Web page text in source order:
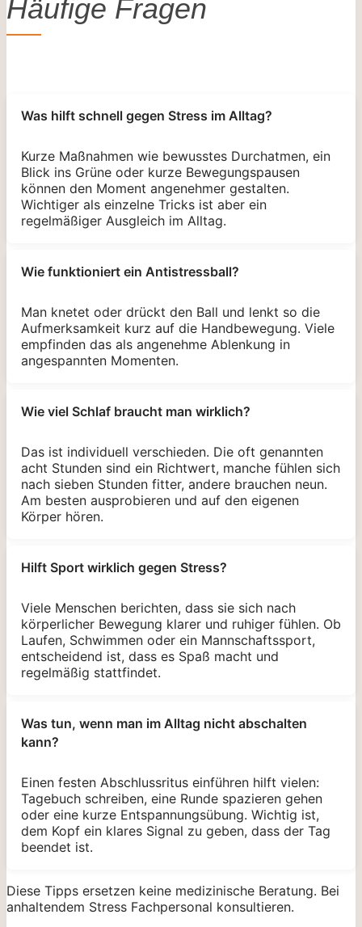
Häufige Fragen
Was hilft schnell gegen Stress im Alltag?
Kurze Maßnahmen wie bewusstes Durchatmen, ein
Blick ins Grüne oder kurze Bewegungspausen
können den Moment angenehmer gestalten.
Wichtiger als einzelne Tricks ist aber ein
regelmäßiger Ausgleich im Alltag.
Wie funktioniert ein Antistressball?
Man knetet oder drückt den Ball und lenkt so die
Aufmerksamkeit kurz auf die Handbewegung. Viele
empfinden das als angenehme Ablenkung in
angespannten Momenten.
Wie viel Schlaf braucht man wirklich?
Das ist individuell verschieden. Die oft genannten
acht Stunden sind ein Richtwert, manche fühlen sich
nach sieben Stunden fitter, andere brauchen neun.
Am besten ausprobieren und auf den eigenen
Körper hören.
Hilft Sport wirklich gegen Stress?
Viele Menschen berichten, dass sie sich nach
körperlicher Bewegung klarer und ruhiger fühlen. Ob
Laufen, Schwimmen oder ein Mannschaftssport,
entscheidend ist, dass es Spaß macht und
regelmäßig stattfindet.
Was tun, wenn man im Alltag nicht abschalten
kann?
Einen festen Abschlussritus einführen hilft vielen:
Tagebuch schreiben, eine Runde spazieren gehen
oder eine kurze Entspannungsübung. Wichtig ist,
dem Kopf ein klares Signal zu geben, dass der Tag
beendet ist.
Diese Tipps ersetzen keine medizinische Beratung. Bei
anhaltendem Stress Fachpersonal konsultieren.